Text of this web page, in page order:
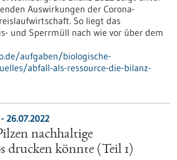
Auswirkungen der Corona-
So liegt das
und Sperrmüll nach wie vor über dem
aufgaben/biologische-
abfall-als-ressource-die-bilanz-
26.07.2022
nachhaltige
drucken könnte (Teil 1)